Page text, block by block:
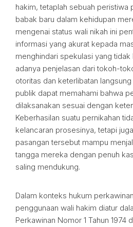
hakim, tetaplah sebuah peristiwa
babak baru dalam kehidupan
mengenai status wali nikah ini
informasi yang akurat kepada
menghindari spekulasi yang tidak
adanya penjelasan dari tokoh-
otoritas dan keterlibatan
publik dapat memahami bahwa
dilaksanakan sesuai dengan
Keberhasilan suatu pernikahan
kelancaran prosesinya, tetapi
pasangan tersebut mampu
tangga mereka dengan penuh
saling mendukung.
Dalam konteks hukum
penggunaan wali hakim diatur
Perkawinan Nomor 1 Tahun 1974